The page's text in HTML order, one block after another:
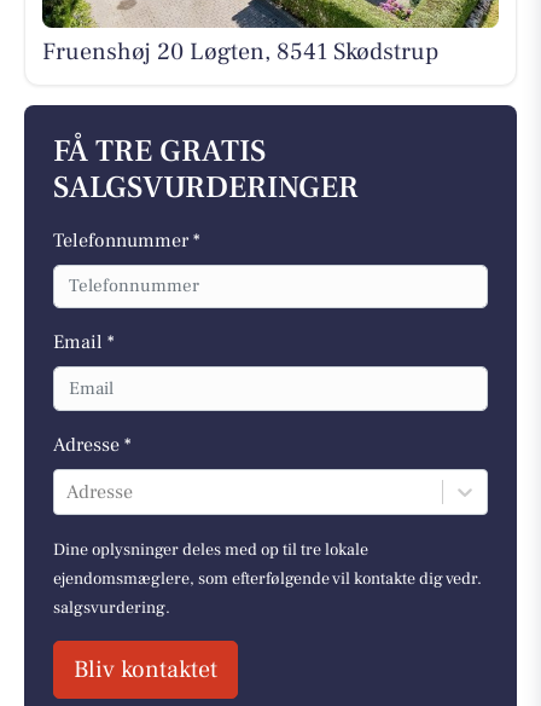
Fruenshøj 20 Løgten, 8541 Skødstrup
FÅ TRE GRATIS
SALGSVURDERINGER
Telefonnummer *
Email *
Adresse *
Adresse
Dine oplysninger deles med op til tre lokale
ejendomsmæglere, som efterfølgende vil kontakte dig vedr.
salgsvurdering.
Bliv kontaktet